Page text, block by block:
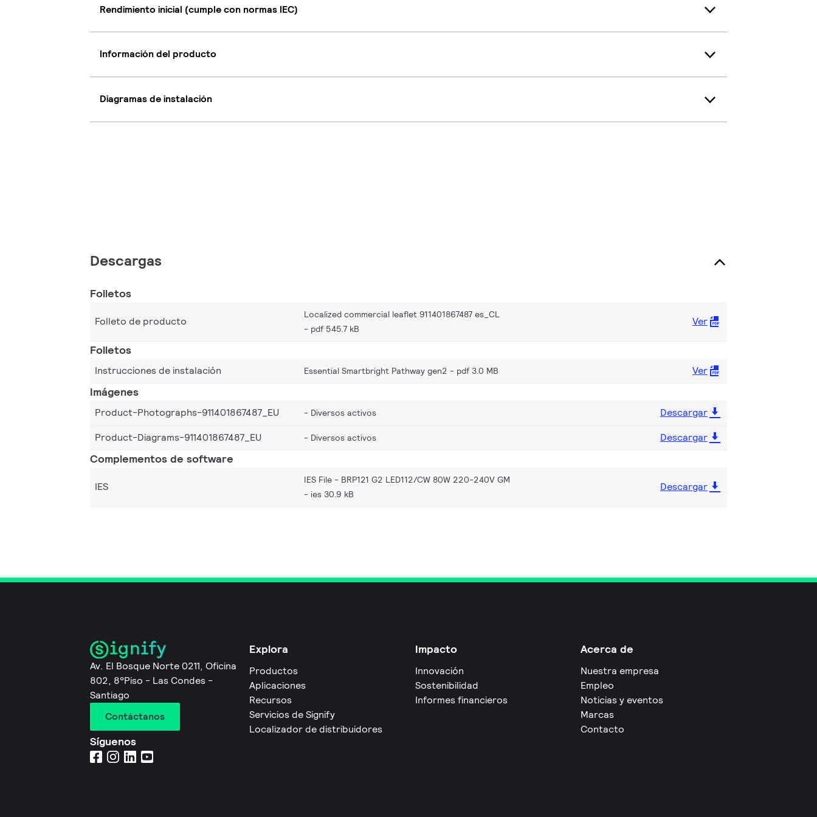
Rendimiento inicial (cumple con normas IEC)
Información del producto
Diagramas de instalación
Descargas
Folletos
Folleto de producto
Localized commercial leaflet 911401867487 es_CL
pdf 545.7 kB
Ver
Folletos
Instrucciones de instalación Essential Smartbright Pathway gen2 pdf 3.0 MB Ver
Imágenes
Product-Photographs-911401867487_EU Diversos activos
Descargar
Product-Diagrams-911401867487_EU
Diversos activos Descargar
Complementos de software
IES
IES File - BRP121 G2 LED112/CW 80W 220-240V GM
ies 30.9 kB
Descargar
Av. El Bosque Norte 0211, Oficina
802, 8°Piso - Las Condes -
Santiago
Contáctanos
Síguenos
Explora
Productos
Aplicaciones
Recursos
Servicios de Signify
Localizador de distribuidores
Impacto
Innovación
Sostenibilidad
Informes financieros
Acerca de
Nuestra empresa
Empleo
Noticias y eventos
Marcas
Contacto